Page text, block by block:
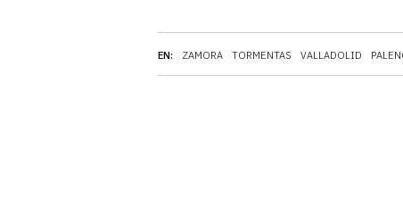
EN: ZAMORA TORMENTAS VALLADOLID